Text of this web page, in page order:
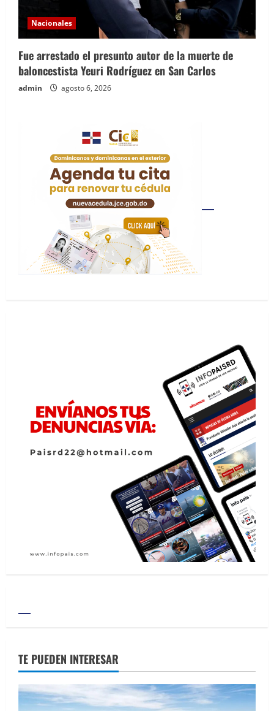
Nacionales
Fue arrestado el presunto autor de la muerte de
baloncestista Yeuri Rodríguez en San Carlos
admin agosto 6, 2026
TE PUEDEN INTERESAR